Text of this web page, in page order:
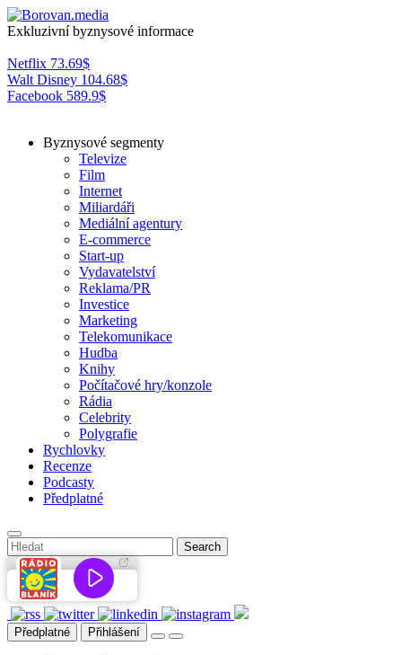
Exkluzivní byznysové informace
Netflix 73.69$
Walt Disney 104.68$
Facebook 589.9$
Byznysové segmenty
Televize
Film
Internet
Miliardáři
Mediální agentury
E-commerce
Start-up
Vydavatelství
Reklama/PR
Investice
Marketing
Telekomunikace
Hudba
Knihy
Počítačové hry/konzole
Rádia
Celebrity
Polygrafie
Rychlovky
Recenze
Podcasty
Předplatné
Předplatné Přihlášení